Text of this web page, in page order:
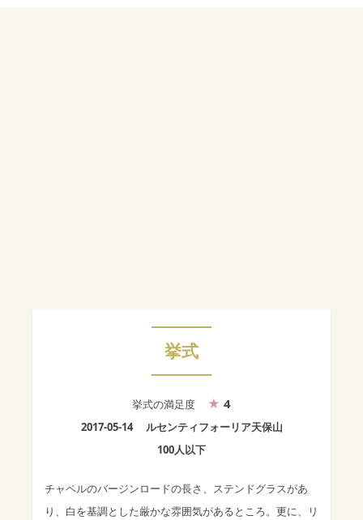
挙式
挙式の満足度 4
2017-05-14
ルセンティフォーリア天保山
100人以下
チャペルのバージンロードの長さ、ステンドグラスがあ
り、白を基調とした厳かな雰囲気があるところ。更に、リ